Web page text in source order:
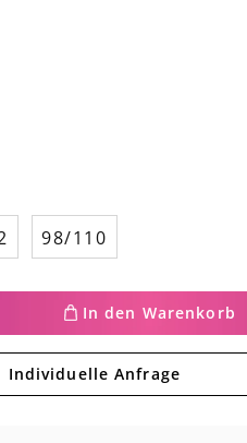
98/110
In den Warenkorb
Individuelle Anfrage